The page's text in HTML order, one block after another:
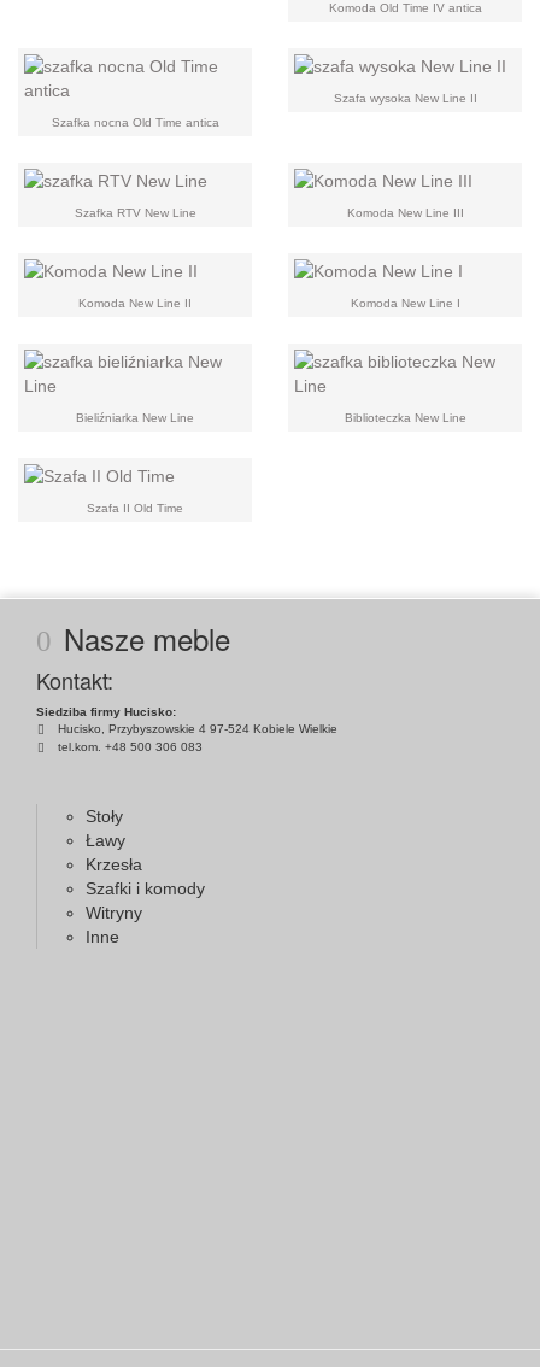
Komoda Old Time IV antica
Szafka nocna Old Time antica
Szafa wysoka New Line II
Szafka RTV New Line Komoda New Line III
Komoda New Line II Komoda New Line I
Bieliźniarka New Line Biblioteczka New Line
Szafa II Old Time
Nasze meble
Kontakt:
Siedziba firmy Hucisko:
Hucisko, Przybyszowskie 4 97-524 Kobiele Wielkie
tel.kom. +48 500 306 083
Stoły
Ławy
Krzesła
Szafki i komody
Witryny
Inne